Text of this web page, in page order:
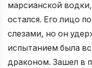
марсианской
остался. Его лицо
слезами, но он
испытанием была
драконом. Зашел в